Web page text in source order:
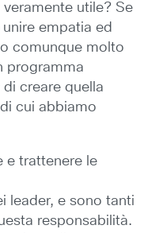
utile? Se
empatia ed
comunque molto
programma
creare quella
cui abbiamo
e trattenere le
leader, e sono tanti
responsabilità.